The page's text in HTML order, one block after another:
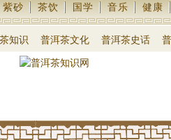
紫砂 茶饮 国学 音乐 健康
知识 普洱茶文化 普洱茶史话